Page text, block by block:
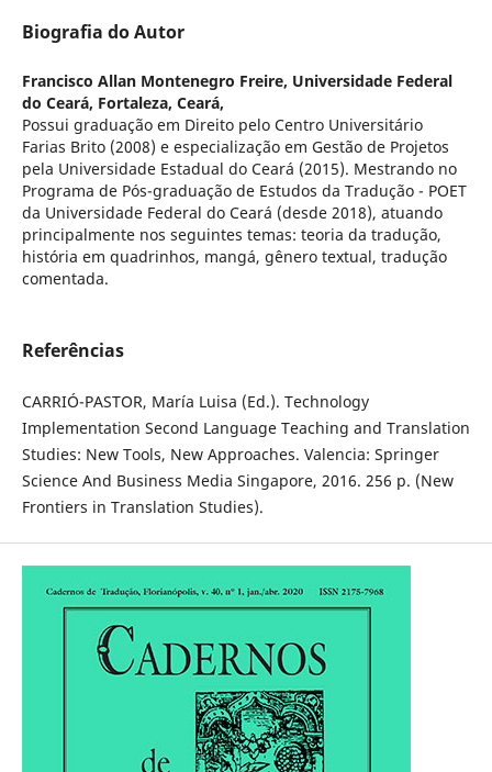
Biografia do Autor
Francisco Allan Montenegro Freire, Universidade Federal
do Ceará, Fortaleza, Ceará,
Possui graduação em Direito pelo Centro Universitário
Farias Brito (2008) e especialização em Gestão de Projetos
pela Universidade Estadual do Ceará (2015). Mestrando no
Programa de Pós-graduação de Estudos da Tradução - POET
da Universidade Federal do Ceará (desde 2018), atuando
principalmente nos seguintes temas: teoria da tradução,
história em quadrinhos, mangá, gênero textual, tradução
comentada.
Referências
CARRIÓ-PASTOR, María Luisa (Ed.). Technology
Implementation Second Language Teaching and Translation
Studies: New Tools, New Approaches. Valencia: Springer
Science And Business Media Singapore, 2016. 256 p. (New
Frontiers in Translation Studies).